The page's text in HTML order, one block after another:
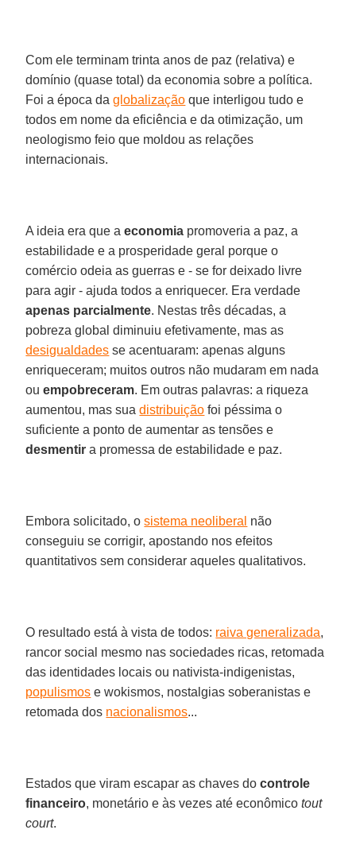
Com ele terminam trinta anos de paz (relativa) e
domínio (quase total) da economia sobre a política.
Foi a época daglobalização que interligou tudo e
todos em nome da eficiência e da otimização, um
neologismo feio que moldou as relações
internacionais.
A ideia era que aeconomia promoveria a paz, a
estabilidade e a prosperidade geral porque o
comércio odeia as guerras e - se for deixado livre
para agir - ajuda todos a enriquecer. Era verdade
apenas parcialmente. Nestas três décadas, a
pobreza global diminuiu efetivamente, mas as
desigualdades se acentuaram: apenas alguns
enriqueceram; muitos outros não mudaram em nada
ouempobreceram. Em outras palavras: a riqueza
aumentou, mas suadistribuição foi péssima o
suficiente a ponto de aumentar as tensões e
desmentir a promessa de estabilidade e paz.
Embora solicitado, osistema neoliberal não
conseguiu se corrigir, apostando nos efeitos
quantitativos sem considerar aqueles qualitativos.
O resultado está à vista de todos: raiva generalizada,
rancor social mesmo nas sociedades ricas, retomada
das identidades locais ou nativista-indigenistas,
populismos e wokismos, nostalgias soberanistas e
retomada dos nacionalismos...
Estados que viram escapar as chaves docontrole
financeiro, monetário e às vezes até econômicotout
court.